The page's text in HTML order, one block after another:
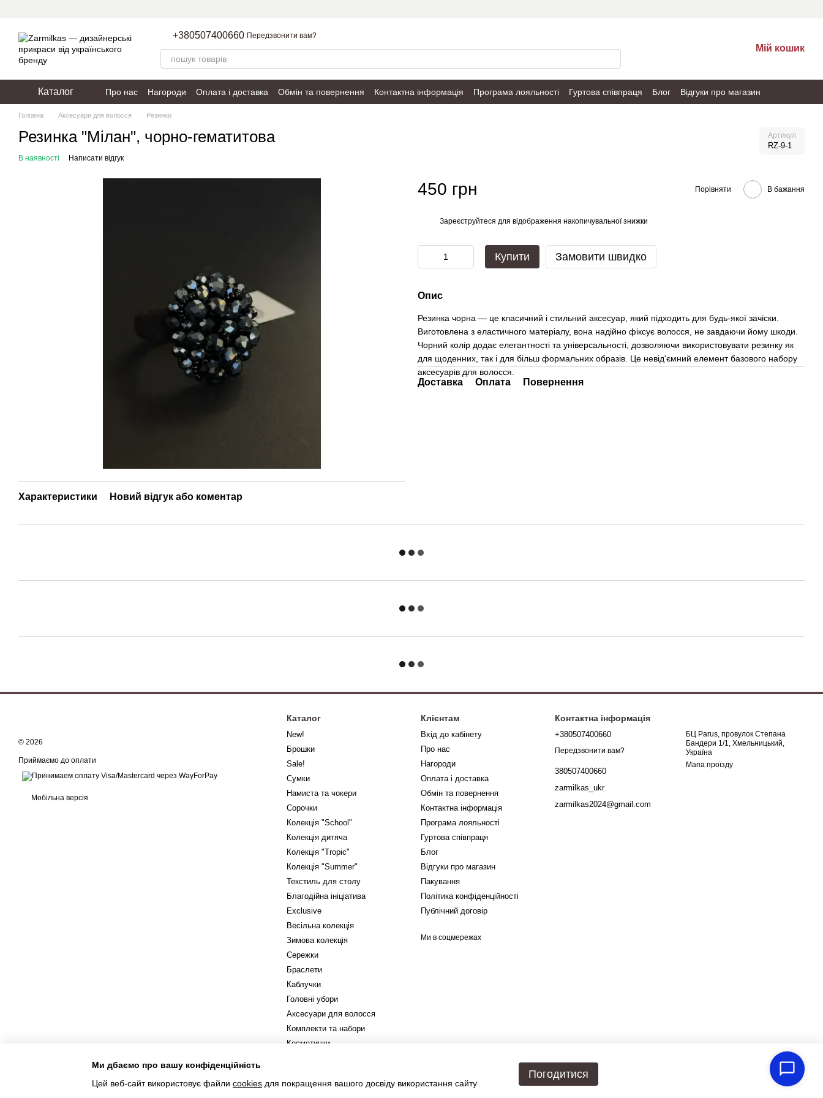
+380507400660 Передзвонити вам?
Мій кошик
Каталог Про нас Нагороди Оплата і доставка Обмін та повернення Контактна інформація Програма лояльності Гуртова співпраця Блог
Відгуки про магазин
Пакування
Політика конфіденційності Публічний договір
Головна Аксесуари для волосся Резинки
Резинка "Мілан", чорно-гематитова Артикул
RZ-9-1
В наявності Написати відгук
Характеристики Новий відгук або коментар
450 грн Порівняти В бажання
Зареєструйтеся для відображення накопичувальної знижки
Купити Замовити швидко
Опис
Резинка чорна — це класичний і стильний аксесуар, який підходить для будь-якої зачіски.
Виготовлена з еластичного матеріалу, вона надійно фіксує волосся, не завдаючи йому шкоди.
Чорний колір додає елегантності та універсальності, дозволяючи використовувати резинку як
для щоденних, так і для більш формальних образів. Це невід'ємний елемент базового набору
аксесуарів для волосся.
Доставка Оплата Повернення
© 2026
Приймаємо до оплати
Мобільна версія
Інтернет-магазин створений з Хорошоп
Каталог
New!
Брошки
Sale!
Сумки
Намиста та чокери
Сорочки
Колекція "School"
Колекція дитяча
Колекція "Tropic"
Колекція "Summer"
Текстиль для столу
Благодійна ініціатива
Exclusive
Весільна колекція
Зимова колекція
Сережки
Браслети
Каблучки
Головні убори
Аксесуари для волосся
Комплекти та набори
Косметички
Клієнтам
Вхід до кабінету
Про нас
Нагороди
Оплата і доставка
Обмін та повернення
Контактна інформація
Програма лояльності
Гуртова співпраця
Блог
Відгуки про магазин
Пакування
Політика конфіденційності
Публічний договір
Ми в соцмережах
Контактна інформація
+380507400660
Передзвонити вам?
380507400660
zarmilkas_ukr
zarmilkas2024@gmail.com
БЦ Parus, провулок Степана
Бандери 1/1, Хмельницький,
Україна
Мапа проїзду
Ми дбаємо про вашу конфіденційність
Цей веб-сайт використовує файли cookies для покращення вашого досвіду використання сайту
Погодитися